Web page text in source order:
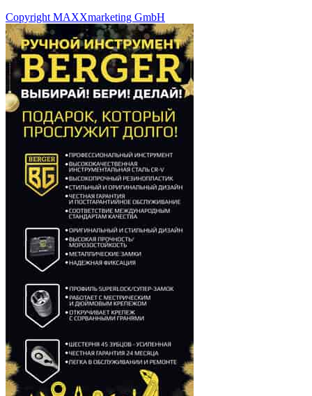
Copyright MAXXmarketing GmbH